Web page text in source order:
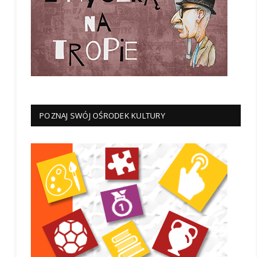
POZNAJ SWÓJ OŚRODEK KULTURY